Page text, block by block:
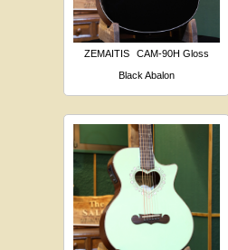
ZEMAITIS
CAM-90H Gloss
Black Abalon